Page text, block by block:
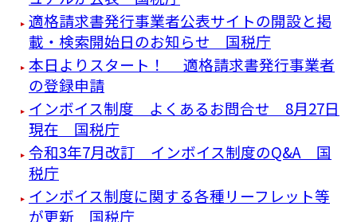
適格請求書発行事業者公表サイトの開設と掲
載・検索開始日のお知らせ 国税庁
本日よりスタート！ 適格請求書発行事業者
の登録申請
インボイス制度 よくあるお問合せ 8月27日
現在 国税庁
令和3年7月改訂 インボイス制度のQ&A 国
税庁
インボイス制度に関する各種リーフレット等
が更新 国税庁